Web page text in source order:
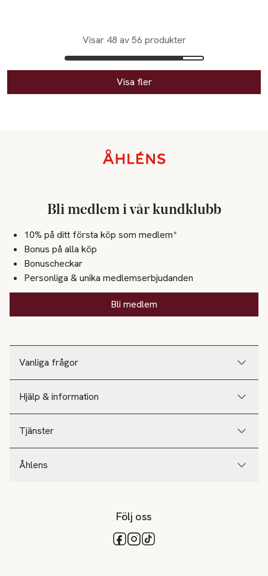
Visar 48 av 56 produkter
Visa fler
Vanliga frågor
Hjälp & information
Tjänster
Åhlens
Bli medlem i vår kundklubb
10% på ditt första köp som medlem*
Bonus på alla köp
Bonuscheckar
Personliga & unika medlemserbjudanden
Bli medlem
Följ oss